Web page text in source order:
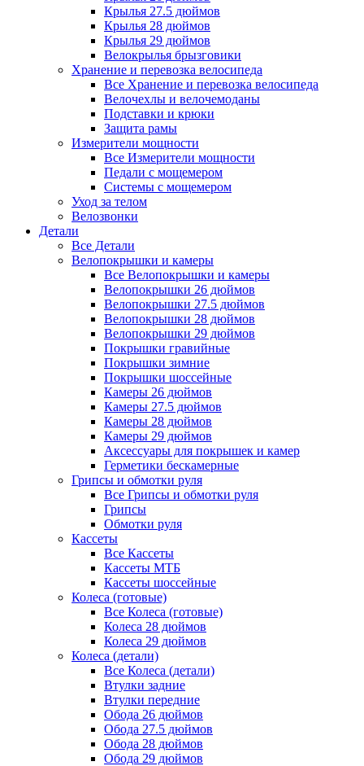
Крылья 27.5 дюймов
Крылья 28 дюймов
Крылья 29 дюймов
Велокрылья брызговики
Хранение и перевозка велосипеда
Все Хранение и перевозка велосипеда
Велочехлы и велочемоданы
Подставки и крюки
Защита рамы
Измерители мощности
Все Измерители мощности
Педали с мощемером
Системы с мощемером
Уход за телом
Велозвонки
Детали
Все Детали
Велопокрышки и камеры
Все Велопокрышки и камеры
Велопокрышки 26 дюймов
Велопокрышки 27.5 дюймов
Велопокрышки 28 дюймов
Велопокрышки 29 дюймов
Покрышки гравийные
Покрышки зимние
Покрышки шоссейные
Камеры 26 дюймов
Камеры 27.5 дюймов
Камеры 28 дюймов
Камеры 29 дюймов
Аксессуары для покрышек и камер
Герметики бескамерные
Грипсы и обмотки руля
Все Грипсы и обмотки руля
Грипсы
Обмотки руля
Кассеты
Все Кассеты
Кассеты МТБ
Кассеты шоссейные
Колеса (готовые)
Все Колеса (готовые)
Колеса 28 дюймов
Колеса 29 дюймов
Колеса (детали)
Все Колеса (детали)
Втулки задние
Втулки передние
Обода 26 дюймов
Обода 27.5 дюймов
Обода 28 дюймов
Обода 29 дюймов